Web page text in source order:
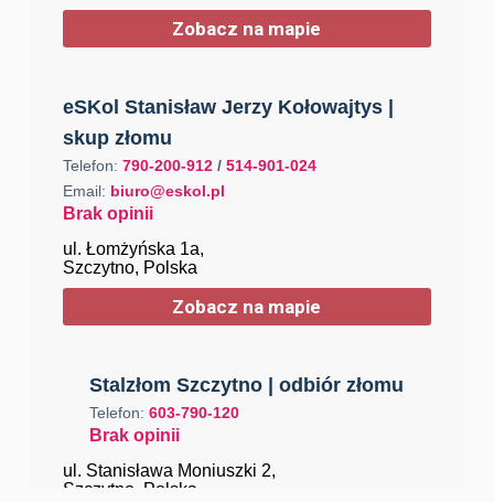
Zobacz na mapie
eSKol Stanisław Jerzy Kołowajtys |
skup złomu
Telefon: 790-200-912/ 514-901-024
Email: biuro@eskol.pl
Brak opinii
ul. Łomżyńska 1a,
Szczytno, Polska
Zobacz na mapie
Stalzłom Szczytno | odbiór złomu
Telefon: 603-790-120
Brak opinii
ul. Stanisława Moniuszki 2,
Szczytno, Polska